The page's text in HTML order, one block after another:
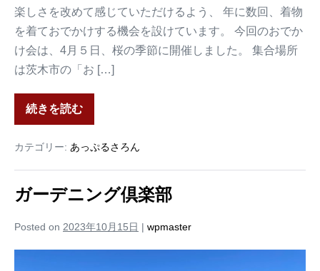
楽しさを改めて感じていただけるよう、 年に数回、着物
を着ておでかけする機会を設けています。 今回のおでか
け会は、4月５日、桜の季節に開催しました。 集合場所
は茨木市の「お […]
続きを読む
カテゴリー: あっぷるさろん
ガーデニング倶楽部
Posted on 2023年10月15日 | wpmaster